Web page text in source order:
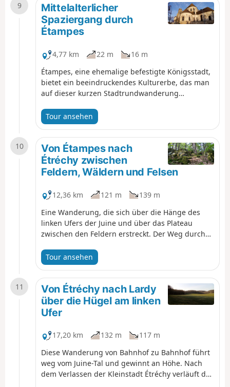
9
Mittelalterlicher
Spaziergang durch
Étampes
4,77 km 22 m
16 m
Étampes, eine ehemalige befestigte Königsstadt,
bietet ein beeindruckendes Kulturerbe, das man
auf dieser kurzen Stadtrundwanderung
wunderschöne gotische Kirchen, darunter die
Kirche Saint-Martin mit ihrem schiefen
Glockenturm, der an den Schiefen Turm von Pisa
erinnert.
Tour ansehen
10
Von Étampes nach
Étréchy zwischen
Feldern, Wäldern und Felsen
12,36 km 121 m
139 m
Eine Wanderung, die sich über die Hänge des
linken Ufers der Juine und über das Plateau
zwischen den Feldern erstreckt. Der Weg durch
ist sehr angenehm.
Tour ansehen
11
Von Étréchy nach Lardy
über die Hügel am linken
Ufer
17,20 km 132 m
117 m
Diese Wanderung von Bahnhof zu Bahnhof führt
weg vom Juine-Tal und gewinnt an Höhe. Nach
dem Verlassen der Kleinstadt Étréchy verläuft der